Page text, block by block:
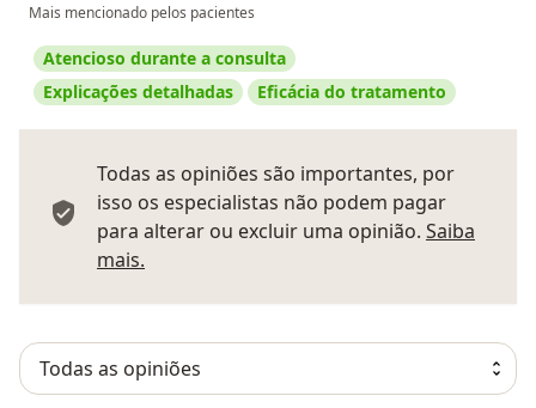
Mais mencionado pelos pacientes
Atencioso durante a consulta
Explicações detalhadas
Eficácia do tratamento
Todas as opiniões são importantes, por
isso os especialistas não podem pagar
para alterar ou excluir uma opinião. Saiba
mais.